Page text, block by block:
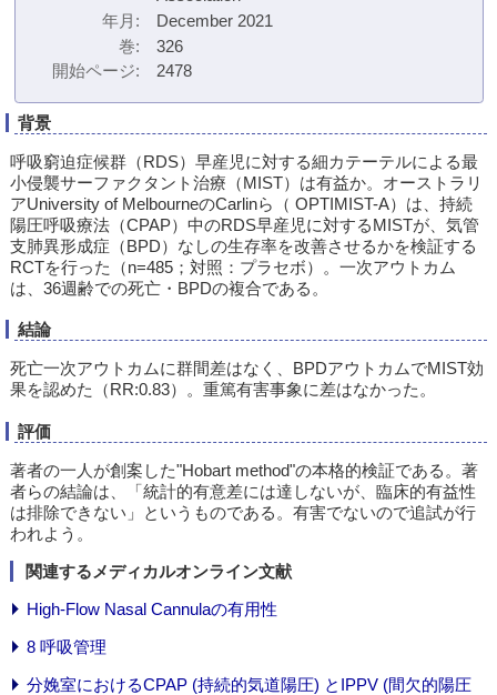
年月
December 2021
巻
326
開始ページ
2478
背景
呼吸窮迫症候群（RDS）早産児に対する細カテーテルによる最
小侵襲サーファクタント治療（MIST）は有益か。オーストラリ
アUniversity of MelbourneのCarlinら（ OPTIMIST-A）は、持続
陽圧呼吸療法（CPAP）中のRDS早産児に対するMISTが、気管
支肺異形成症（BPD）なしの生存率を改善させるかを検証する
RCTを行った（n=485；対照：プラセボ）。一次アウトカム
は、36週齢での死亡・BPDの複合である。
結論
死亡一次アウトカムに群間差はなく、BPDアウトカムでMIST効
果を認めた（RR:0.83）。重篤有害事象に差はなかった。
評価
著者の一人が創案した"Hobart method"の本格的検証である。著
者らの結論は、「統計的有意差には達しないが、臨床的有益性
は排除できない」というものである。有害でないので追試が行
われよう。
関連するメディカルオンライン文献
High-Flow Nasal Cannulaの有用性
8 呼吸管理
分娩室におけるCPAP (持続的気道陽圧) とIPPV (間欠的陽圧